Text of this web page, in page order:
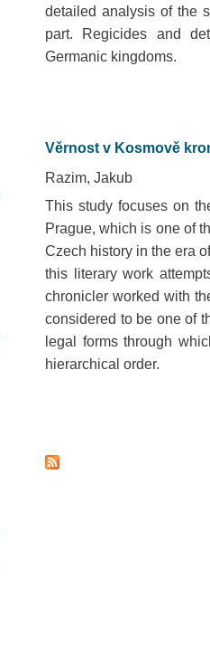
detailed analysis of the
part. Regicides and
Germanic kingdoms.
Věrnost v Kosmově
Razim, Jakub
This study focuses on
Prague, which is one of
Czech history in the era
this literary work
chronicler worked with
considered to be one of
legal forms through
hierarchical order.